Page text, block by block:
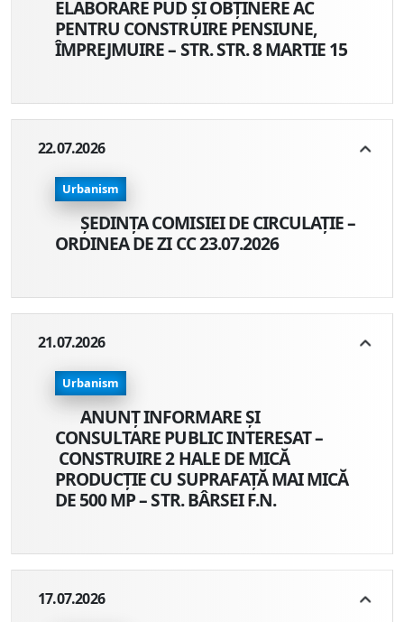
ELABORARE PUD ȘI OBȚINERE AC
PENTRU CONSTRUIRE PENSIUNE,
ÎMPREJMUIRE – STR. STR. 8 MARTIE 15
22.07.2026
Urbanism
ȘEDINȚA COMISIEI DE CIRCULAȚIE –
ORDINEA DE ZI CC 23.07.2026
21.07.2026
Urbanism
ANUNŢ INFORMARE ŞI
CONSULTARE PUBLIC INTERESAT –
CONSTRUIRE 2 HALE DE MICĂ
PRODUCȚIE CU SUPRAFAȚĂ MAI MICĂ
DE 500 MP – STR. BÂRSEI F.N.
17.07.2026